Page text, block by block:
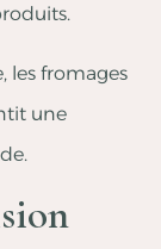
les fromages
une